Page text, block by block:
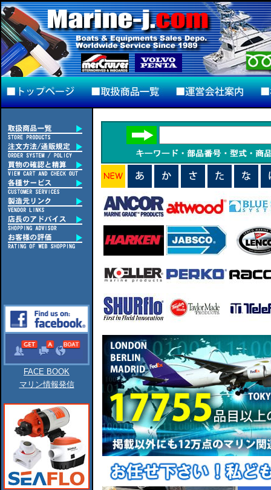
FACE BOOK
マリン情報発信